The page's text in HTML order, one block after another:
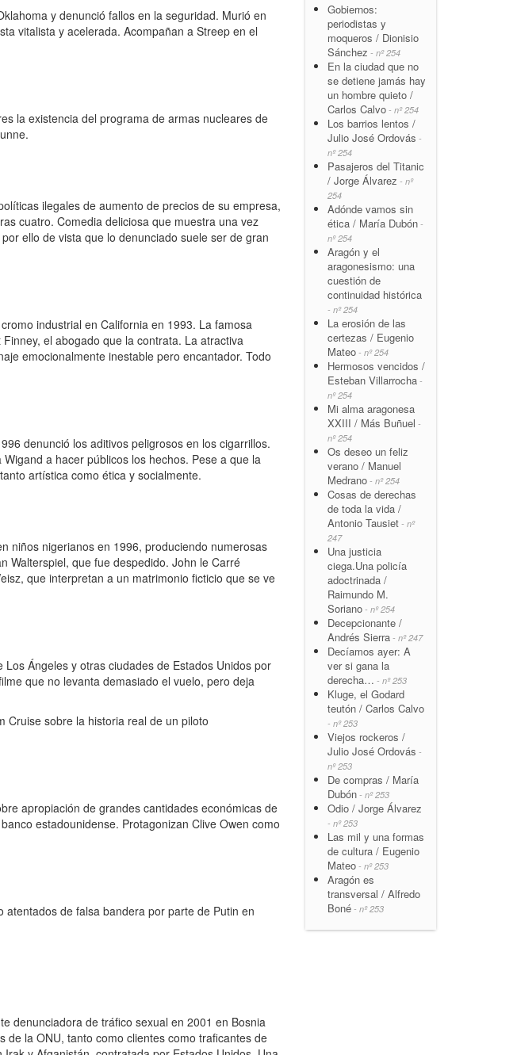
y denunció fallos en la seguridad. Murió en
vitalista y acelerada. Acompañan a Streep en el
la existencia del programa de armas nucleares de
ilegales de aumento de precios de su empresa,
cuatro. Comedia deliciosa que muestra una vez
ello de vista que lo denunciado suele ser de gran
industrial en California en 1993. La famosa
el abogado que la contrata. La atractiva
emocionalmente inestable pero encantador. Todo
denunció los aditivos peligrosos en los cigarrillos.
a hacer públicos los hechos. Pese a que la
artística como ética y socialmente.
niños nigerianos en 1996, produciendo numerosas
Walterspiel, que fue despedido. John le Carré
que interpretan a un matrimonio ficticio que se ve
Ángeles y otras ciudades de Estados Unidos por
que no levanta demasiado el vuelo, pero deja
Cruise sobre la historia real de un piloto
apropiación de grandes cantidades económicas de
estadounidense. Protagonizan Clive Owen como
de falsa bandera por parte de Putin en
denunciadora de tráfico sexual en 2001 en Bosnia
de la ONU, tanto como clientes como traficantes de
Gobiernos:
periodistas y
moqueros / Dionisio
Sánchez - nº 254
En la ciudad que no
se detiene jamás hay
un hombre quieto /
Carlos Calvo - nº 254
Los barrios lentos /
Julio José Ordovás -
nº 254
Pasajeros del Titanic
/ Jorge Álvarez - nº
254
Adónde vamos sin
ética / María Dubón -
nº 254
Aragón y el
aragonesismo: una
cuestión de
continuidad histórica
- nº 254
La erosión de las
certezas / Eugenio
Mateo - nº 254
Hermosos vencidos /
Esteban Villarrocha -
nº 254
Mi alma aragonesa
XXIII / Más Buñuel -
nº 254
Os deseo un feliz
verano / Manuel
Medrano - nº 254
Cosas de derechas
de toda la vida /
Antonio Tausiet - nº
247
Una justicia
ciega.Una policía
adoctrinada /
Raimundo M.
Soriano - nº 254
Decepcionante /
Andrés Sierra - nº 247
Decíamos ayer: A
ver si gana la
derecha… - nº 253
Kluge, el Godard
teutón / Carlos Calvo
- nº 253
Viejos rockeros /
Julio José Ordovás -
nº 253
De compras / María
Dubón - nº 253
Odio / Jorge Álvarez
- nº 253
Las mil y una formas
de cultura / Eugenio
Mateo - nº 253
Aragón es
transversal / Alfredo
Boné - nº 253